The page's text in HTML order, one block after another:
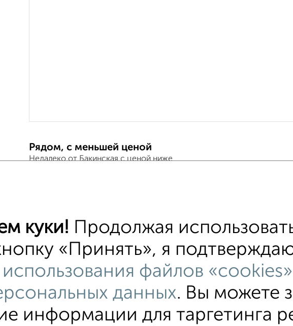
Рядом, с меньшей ценой
Недалеко от Бакинская с ценой ниже
Ленинский район на улице Бакинская С
Со стиральной машиной С бытовой техникой С
С газом С сауной
куки! Продолжая
«Принять», я
файлов «cookies»
данных. Вы можете
информации для таргетинга